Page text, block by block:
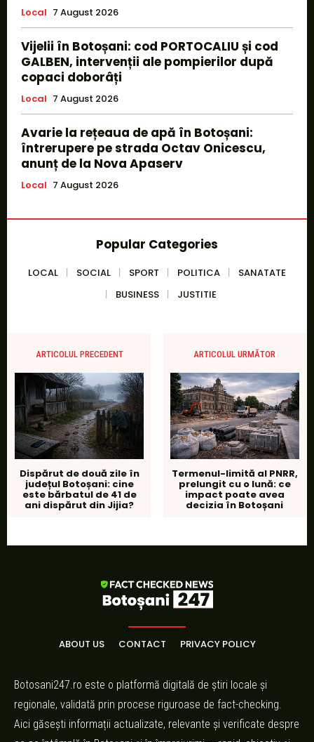
Local 7 August 2026
Vijelii în Botoșani: cod PORTOCALIU și cod
GALBEN, intervenții ale pompierilor după
copaci doborâți
Local 7 August 2026
Avarie la rețeaua de apă în Botoșani:
întrerupere pe strada Octav Onicescu,
anunț de la Nova Apaserv
Local 7 August 2026
Popular Categories
LOCAL SOCIAL SPORT POLITICA
SANATATE
BUSINESS
JUSTITIE
ARTICOLUL PRECEDENT
Dispărut de două zile în
județul Botoșani: cine
este bărbatul de 41 de
ani dispărut din Jijia?
ARTICOLUL URMĂTOR
Termenul-limită al PNRR,
prelungit cu o lună: ce
impact poate avea
decizia în Botoșani
ABOUT US CONTACT PRIVACY POLICY
Botosani247.ro este o platformă digitală de știri locale și
regionale, validată prin procese riguroase de fact-checking.
Aici găsești informații actualizate, relevante și verificate despre